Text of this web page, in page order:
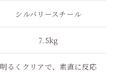
シルバリースチール
7.5kg
明るくクリアで、素直に反応